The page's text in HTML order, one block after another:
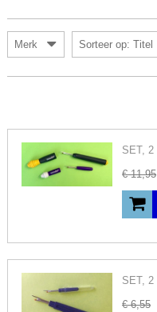
Merk Sorteer op: Titel
€ 11,95
€ 6,55